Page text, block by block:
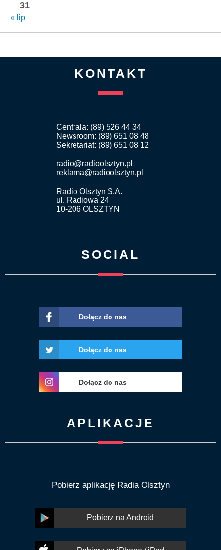
31
« lip
KONTAKT
Centrala: (89) 526 44 34
Newsroom: (89) 651 08 48
Sekretariat: (89) 651 08 12
radio@radioolsztyn.pl
reklama@radioolsztyn.pl
Radio Olsztyn S.A.
ul. Radiowa 24
10-206 OLSZTYN
SOCIAL
Dołącz do nas
Dołącz do nas
Dołącz do nas
APLIKACJE
Pobierz aplikację Radia Olsztyn
Pobierz na Android